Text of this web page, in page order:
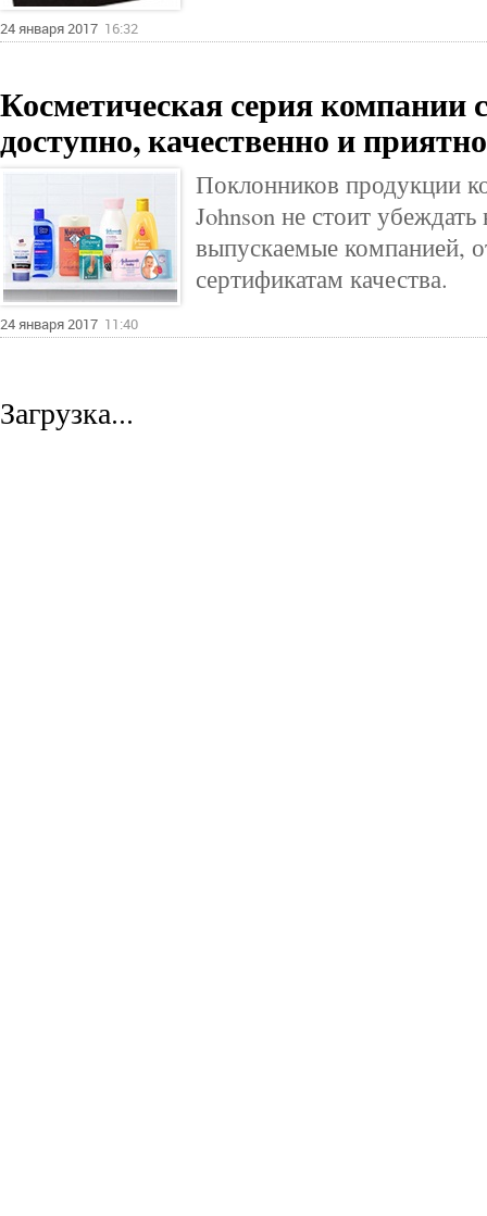
24 января 2017 16:32
Косметическая серия
доступно, качественно и приятно
Поклонников продукции
Johnson не стоит
выпускаемые компанией,
сертификатам качества.
24 января 2017 11:40
Загрузка...